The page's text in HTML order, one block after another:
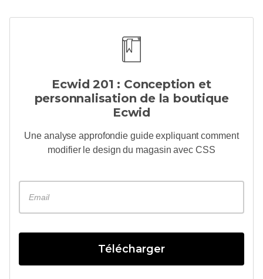
Ecwid 201 : Conception et
personnalisation de la boutique
Ecwid
Une analyse approfondie guide expliquant comment
modifier le design du magasin avec CSS
Télécharger